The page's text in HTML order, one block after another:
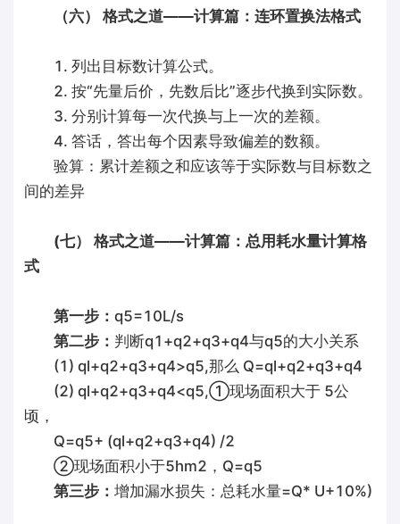
（六） 格式之道——计算篇：连环置换法格式
1. 列出目标数计算公式。
2. 按“先量后价，先数后比”逐步代换到实际数。
3. 分别计算每一次代换与上一次的差额。
4. 答话，答出每个因素导致偏差的数额。
验算：累计差额之和应该等于实际数与目标数之
间的差异
(七） 格式之道——计算篇：总用耗水量计算格
式
第一步：q5=10L/s
第二步： 判断q1+q2+q3+q4与q5的大小关系
(1) ql+q2+q3+q4>q5,那么 Q=ql+q2+q3+q4
(2) ql+q2+q3+q4<q5,①现场面积大于 5公
顷，
Q=q5+ (ql+q2+q3+q4) /2
②现场面积小于5hm2，Q=q5
第三步：增加漏水损失：总耗水量=Q* U+10%)